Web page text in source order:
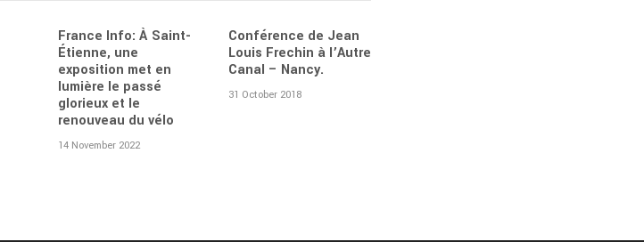
France Info: À Saint-
Étienne, une
exposition met en
lumière le passé
glorieux et le
renouveau du vélo
14 November 2022
Conférence de Jean
Louis Frechin à l’Autre
Canal – Nancy.
31 October 2018